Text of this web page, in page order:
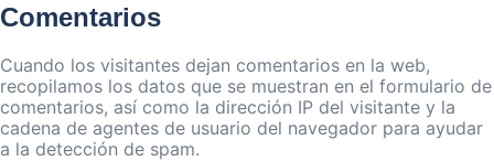
Comentarios
Cuando los visitantes dejan comentarios en la web,
recopilamos los datos que se muestran en el formulario de
comentarios, así como la dirección IP del visitante y la
cadena de agentes de usuario del navegador para ayudar
a la detección de spam.